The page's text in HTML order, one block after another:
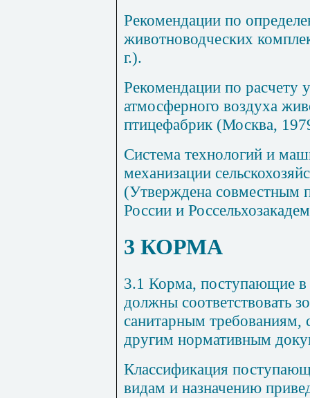
Рекомендации по
животноводческих
г.).
Рекомендации по расчету
атмосферного воздуха
птицефабрик (Москва,
Система технологий и
механизации
(Утверждена совместным
России и
3 КОРМА
3.1 Корма, поступающие в
должны соответствовать
санитарным требованиям,
другим нормативным
Классификация
видам и назначению